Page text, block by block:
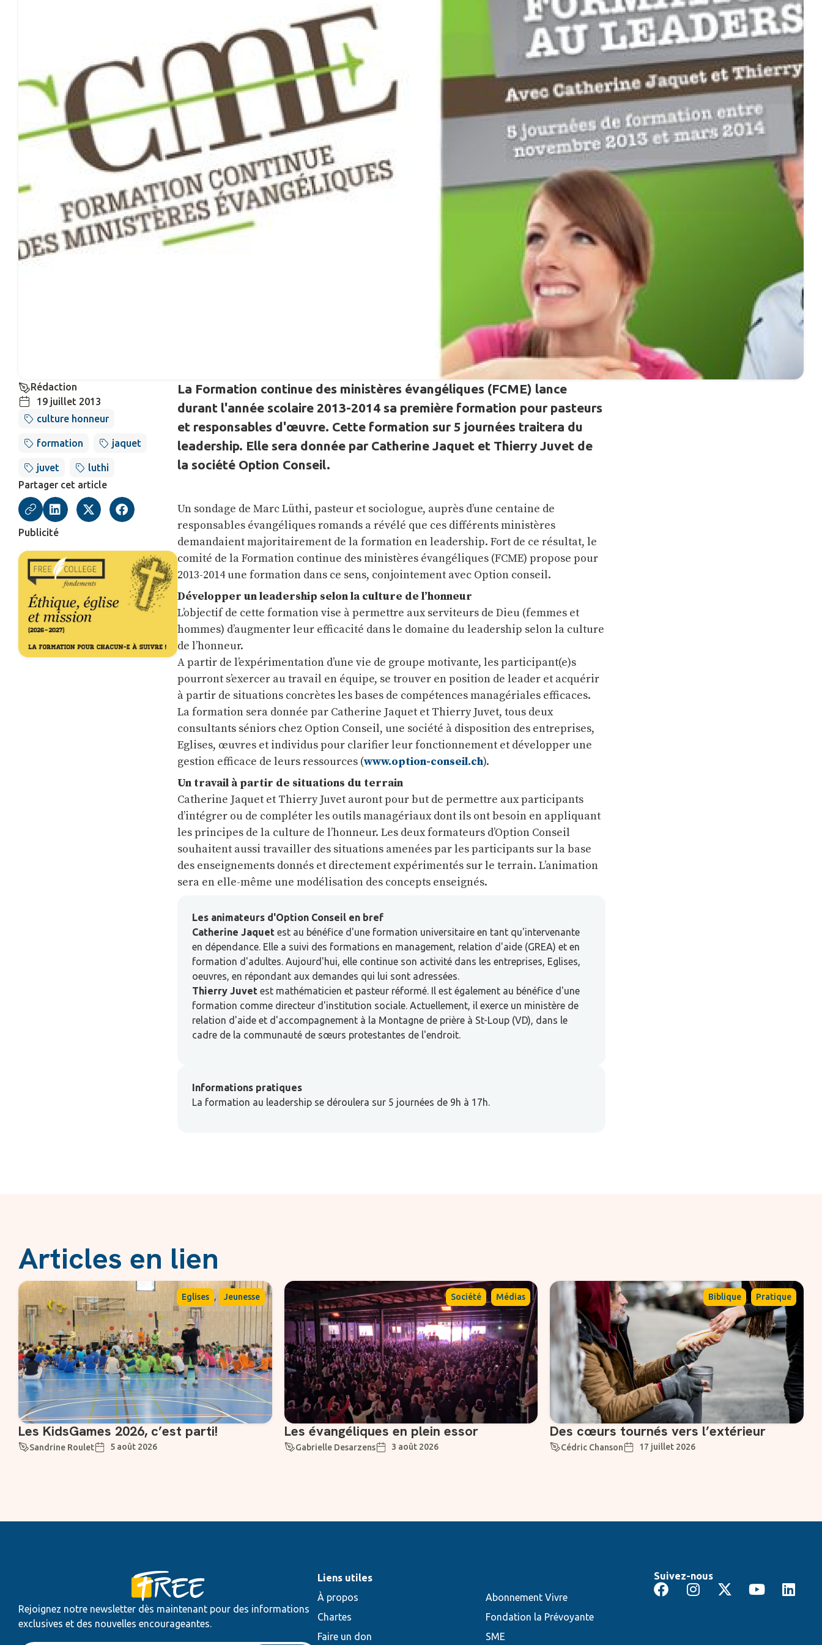
Rédaction
19 juillet 2013
culture honneur
formation jaquet
juvet
luthi
Partager cet article
Publicité
La Formation continue des ministères évangéliques (FCME) lance
durant l'année scolaire 2013-2014 sa première formation pour pasteurs
et responsables d'œuvre. Cette formation sur 5 journées traitera du
leadership. Elle sera donnée par Catherine Jaquet et Thierry Juvet de
la société Option Conseil.
Un sondage de Marc Lüthi, pasteur et sociologue, auprès d’une centaine de
responsables évangéliques romands a révélé que ces différents ministères
demandaient majoritairement de la formation en leadership. Fort de ce résultat, le
comité de la Formation continue des ministères évangéliques (FCME) propose pour
2013-2014 une formation dans ce sens, conjointement avec Option conseil.
Développer un leadership selon la culture de l’honneur
L’objectif de cette formation vise à permettre aux serviteurs de Dieu (femmes et
hommes) d’augmenter leur efficacité dans le domaine du leadership selon la culture
de l’honneur.
A partir de l’expérimentation d’une vie de groupe motivante, les participant(e)s
pourront s’exercer au travail en équipe, se trouver en position de leader et acquérir
à partir de situations concrètes les bases de compétences managériales efficaces.
La formation sera donnée par Catherine Jaquet et Thierry Juvet, tous deux
consultants séniors chez Option Conseil, une société à disposition des entreprises,
Eglises, œuvres et individus pour clarifier leur fonctionnement et développer une
gestion efficace de leurs ressources (www.option-conseil.ch).
Un travail à partir de situations du terrain
Catherine Jaquet et Thierry Juvet auront pour but de permettre aux participants
d’intégrer ou de compléter les outils managériaux dont ils ont besoin en appliquant
les principes de la culture de l’honneur. Les deux formateurs d’Option Conseil
souhaitent aussi travailler des situations amenées par les participants sur la base
des enseignements donnés et directement expérimentés sur le terrain. L’animation
sera en elle-même une modélisation des concepts enseignés.
Les animateurs d'Option Conseil en bref
Catherine Jaquet est au bénéfice d'une formation universitaire en tant qu'intervenante
en dépendance. Elle a suivi des formations en management, relation d'aide (GREA) et en
formation d'adultes. Aujourd'hui, elle continue son activité dans les entreprises, Eglises,
oeuvres, en répondant aux demandes qui lui sont adressées.
Thierry Juvet est mathématicien et pasteur réformé. Il est également au bénéfice d'une
formation comme directeur d'institution sociale. Actuellement, il exerce un ministère de
relation d'aide et d'accompagnement à la Montagne de prière à St-Loup (VD), dans le
cadre de la communauté de sœurs protestantes de l'endroit.
Informations pratiques
La formation au leadership se déroulera sur 5 journées de 9h à 17h.
Articles en lien
Eglises , Jeunesse
Les KidsGames 2026, c’est parti!
Sandrine Roulet 5 août 2026
Société , Médias
Les évangéliques en plein essor
Gabrielle Desarzens 3 août 2026
Biblique , Pratique
Des cœurs tournés vers l’extérieur
Cédric Chanson 17 juillet 2026
Rejoignez notre newsletter dès maintenant pour des informations
exclusives et des nouvelles encourageantes.
Liens utiles
À propos
Abonnement Vivre
Chartes
Fondation la Prévoyante
Faire un don
SME
Suivez-nous